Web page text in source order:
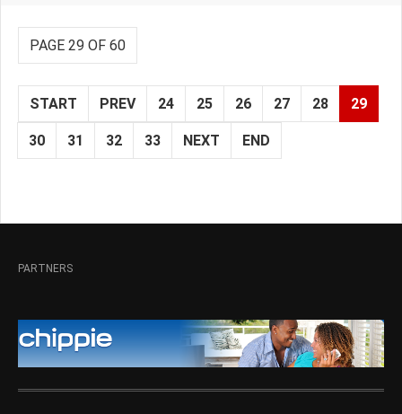
PAGE 29 OF 60
START PREV 24 25 26 27 28 29
30 31 32 33 NEXT END
PARTNERS